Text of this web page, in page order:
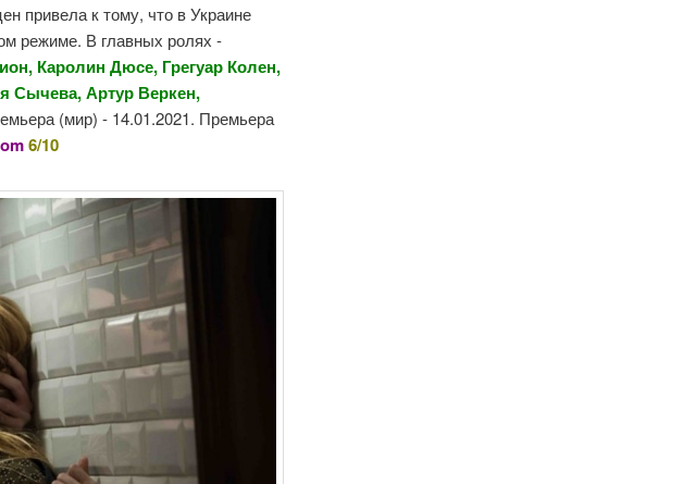
привела к тому, что в Украине
режиме. В главных ролях -
Каролин Дюсе, Грегуар Колен,
Сычева, Артур Веркен,
(мир) - 14.01.2021. Премьера
6/10